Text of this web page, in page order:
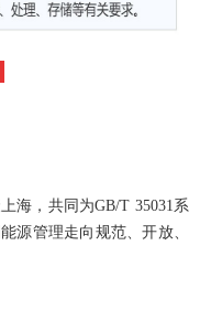
海，共同为GB/T 35031系
源管理走向规范、开放、